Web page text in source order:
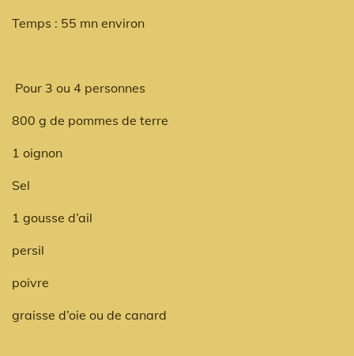
Temps : 55 mn environ
Pour 3 ou 4 personnes
800 g de pommes de terre
1 oignon
Sel
1 gousse d’ail
persil
poivre
graisse d’oie ou de canard